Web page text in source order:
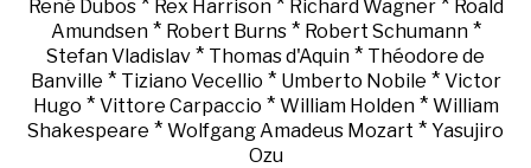
René Dubos Rex Harrison Richard Wagner
Roald
Amundsen* Robert Burns* Robert Schumann*
Stefan Vladislav * Thomas d'Aquin * Théodore de
Banville * Tiziano Vecellio * Umberto Nobile * Victor
Hugo * Vittore Carpaccio * William Holden* William
Shakespeare * Wolfgang Amadeus Mozart * Yasujiro
Ozu